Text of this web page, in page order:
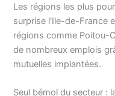
Les régions les plus
surprise l’Ile-de-France
régions comme Poitou-
de nombreux emplois
mutuelles implantées.
Seul bémol du secteur :